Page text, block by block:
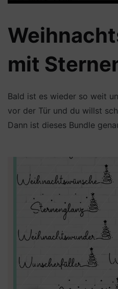
mit
Bald ist es wieder so weit
vor der Tür und du willst
Dann ist dieses Bundle